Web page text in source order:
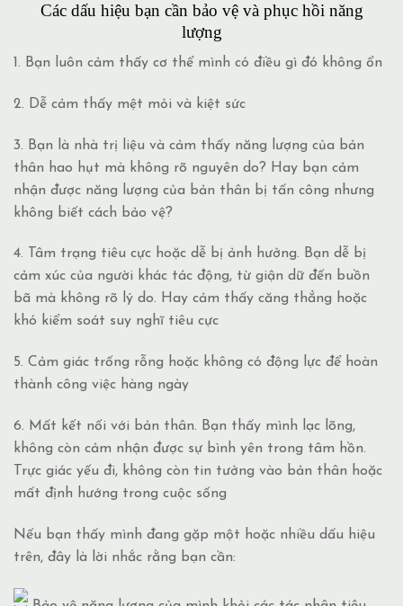
Các dấu hiệu bạn cần bảo vệ và phục hồi năng
lượng
1. Bạn luôn cảm thấy cơ thể mình có điều gì đó không ổn
2. Dễ cảm thấy mệt mỏi và kiệt sức
3. Bạn là nhà trị liệu và cảm thấy năng lượng của bản
thân hao hụt mà không rõ nguyên do? Hay bạn cảm
nhận được năng lượng của bản thân bị tấn công nhưng
không biết cách bảo vệ?
4. Tâm trạng tiêu cực hoặc dễ bị ảnh hưởng. Bạn dễ bị
cảm xúc của người khác tác động, từ giận dữ đến buồn
bã mà không rõ lý do. Hay cảm thấy căng thẳng hoặc
khó kiểm soát suy nghĩ tiêu cực
5. Cảm giác trống rỗng hoặc không có động lực để hoàn
thành công việc hàng ngày
6. Mất kết nối với bản thân. Bạn thấy mình lạc lõng,
không còn cảm nhận được sự bình yên trong tâm hồn.
Trực giác yếu đi, không còn tin tưởng vào bản thân hoặc
mất định hướng trong cuộc sống
Nếu bạn thấy mình đang gặp một hoặc nhiều dấu hiệu
trên, đây là lời nhắc rằng bạn cần: